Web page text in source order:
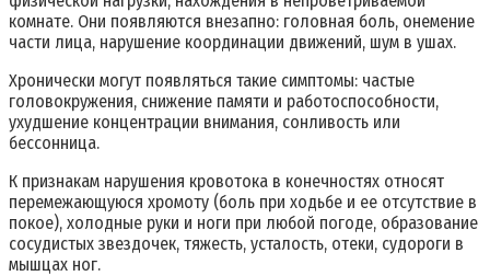
комнате. Они появляются внезапно: головная боль, онемение
части лица, нарушение координации движений, шум в ушах.
Хронически могут появляться такие симптомы: частые
головокружения, снижение памяти и работоспособности,
ухудшение концентрации внимания, сонливость или
бессонница.
К признакам нарушения кровотока в конечностях относят
перемежающуюся хромоту (боль при ходьбе и ее отсутствие в
покое), холодные руки и ноги при любой погоде, образование
сосудистых звездочек, тяжесть, усталость, отеки, судороги в
мышцах ног.